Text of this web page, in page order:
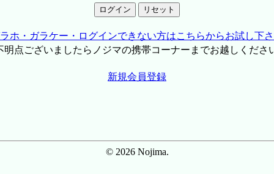
ホ・ガラケー・ログインできない方はこちらからお試し下
点ございましたらノジマの携帯コーナーまでお越しくださ
新規会員登録
© 2026 Nojima.